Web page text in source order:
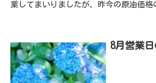
業してまいりましたが、昨今の原油価
8月営業